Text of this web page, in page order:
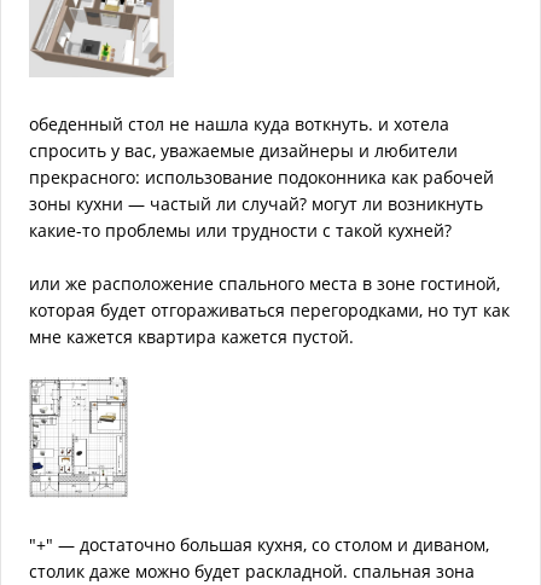
обеденный стол не нашла куда воткнуть. и хотела
спросить у вас, уважаемые дизайнеры и любители
прекрасного: использование подоконника как рабочей
зоны кухни — частый ли случай? могут ли возникнуть
какие-то проблемы или трудности с такой кухней?
или же расположение спального места в зоне гостиной,
которая будет отгораживаться перегородками, но тут как
мне кажется квартира кажется пустой.
"+" — достаточно большая кухня, со столом и диваном,
столик даже можно будет раскладной. спальная зона